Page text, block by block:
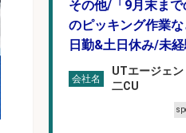
その他/「9月末ま
のピッキング作業
日勤&土日休み/未
会社名
UTエージェ
二CU